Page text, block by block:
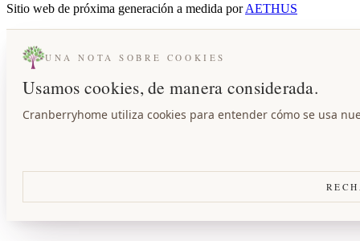
Sitio web de próxima generación a medida porAETHUS
UNA NOTA SOBRE COOKIES
Usamos cookies, de manera considerada.
Cranberryhome utiliza cookies para entender cómo se usa